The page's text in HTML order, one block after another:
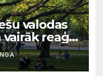
valodas
reaģē